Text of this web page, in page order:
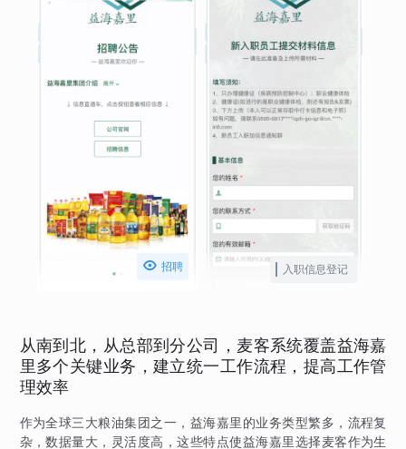
 招聘 入职信息登记
从南到北，从总部到分公司，麦客系统覆盖益海嘉
里多个关键业务，建立统一工作流程，提高工作管
理效率
作为全球三大粮油集团之一，益海嘉里的业务类型繁多，流程复
杂，数据量大，灵活度高，这些特点使益海嘉里选择麦客作为生